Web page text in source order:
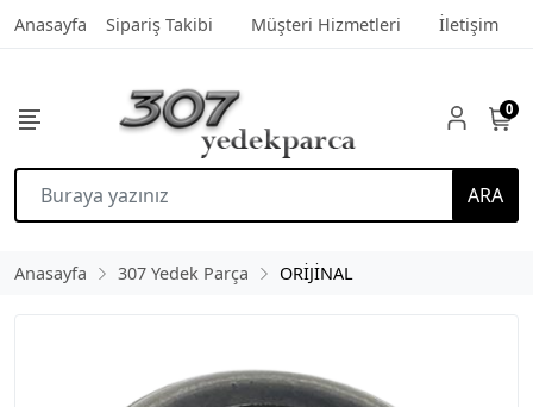
Anasayfa Sipariş Takibi Müşteri Hizmetleri İletişim
ARA
0
Anasayfa 307 Yedek Parça ORİJİNAL